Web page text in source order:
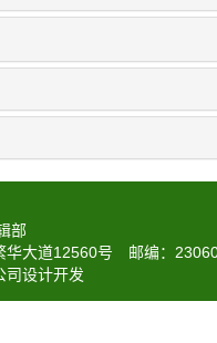
部
华大道12560号 邮编：
司设计开发